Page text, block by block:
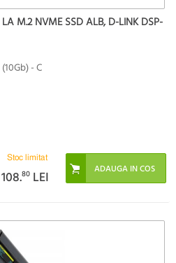
LA M.2 NVME SSD ALB, D-LINK DSP-
- C
Stoc limitat
108.80 LEI